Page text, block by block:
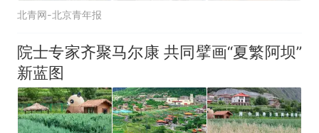
北青网-北京青年报
院士专家齐聚马尔康 共同擘画“夏繁阿坝”
新蓝图